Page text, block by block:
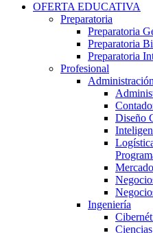
OFERTA EDUCATIVA
Preparatoria
Preparatoria
Preparatoria
Preparatoria
Profesional
Diseño
Ingeniería